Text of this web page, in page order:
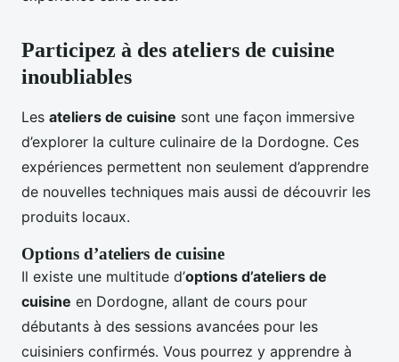
Participez à des ateliers de cuisine
inoubliables
Les ateliers de cuisine sont une façon immersive
d’explorer la culture culinaire de la Dordogne. Ces
expériences permettent non seulement d’apprendre
de nouvelles techniques mais aussi de découvrir les
produits locaux.
Options d’ateliers de cuisine
Il existe une multitude d’options d’ateliers de
cuisine en Dordogne, allant de cours pour
débutants à des sessions avancées pour les
cuisiniers confirmés. Vous pourrez y apprendre à